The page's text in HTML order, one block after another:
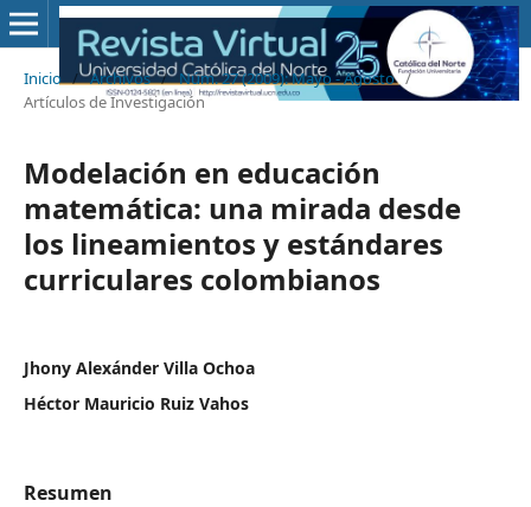
Inicio / Archivos / Núm. 27 (2009): Mayo - Agosto /
Artículos de Investigación
Modelación en educación
matemática: una mirada desde
los lineamientos y estándares
curriculares colombianos
Jhony Alexánder Villa Ochoa
Héctor Mauricio Ruiz Vahos
Resumen